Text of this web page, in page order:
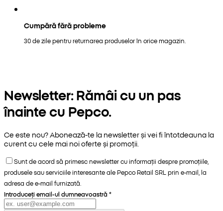
Cumpără fără probleme
30 de zile pentru returnarea produselor în orice magazin.
Newsletter: Rămâi cu un pas
înainte cu Pepco.
Ce este nou? Abonează-te la newsletter și vei fi întotdeauna la
curent cu cele mai noi oferte și promoții.
Sunt de acord să primesc newsletter cu informații despre promoțiile,
produsele sau serviciile interesante ale Pepco Retail SRL prin e-mail, la
adresa de e-mail furnizată.
Introduceți email-ul dumneavoastră *